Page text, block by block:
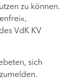
zu können.
VdK KV
sich